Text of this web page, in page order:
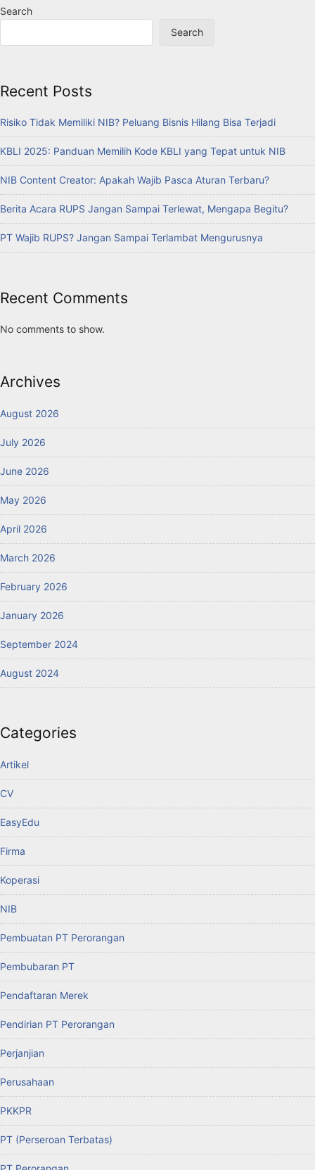
Search
Search
Recent Posts
Risiko Tidak Memiliki NIB? Peluang Bisnis Hilang Bisa Terjadi
KBLI 2025: Panduan Memilih Kode KBLI yang Tepat untuk NIB
NIB Content Creator: Apakah Wajib Pasca Aturan Terbaru?
Berita Acara RUPS Jangan Sampai Terlewat, Mengapa Begitu?
PT Wajib RUPS? Jangan Sampai Terlambat Mengurusnya
Recent Comments
No comments to show.
Archives
August 2026
July 2026
June 2026
May 2026
April 2026
March 2026
February 2026
January 2026
September 2024
August 2024
Categories
Artikel
CV
EasyEdu
Firma
Koperasi
NIB
Pembuatan PT Perorangan
Pembubaran PT
Pendaftaran Merek
Pendirian PT Perorangan
Perjanjian
Perusahaan
PKKPR
PT (Perseroan Terbatas)